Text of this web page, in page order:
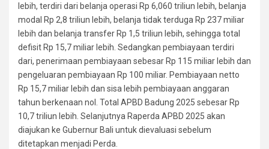
lebih, terdiri dari belanja operasi Rp 6,060 triliun lebih, belanja
modal Rp 2,8 triliun lebih, belanja tidak terduga Rp 237 miliar
lebih dan belanja transfer Rp 1,5 triliun lebih, sehingga total
defisit Rp 15,7 miliar lebih. Sedangkan pembiayaan terdiri
dari, penerimaan pembiayaan sebesar Rp 115 miliar lebih dan
pengeluaran pembiayaan Rp 100 miliar. Pembiayaan netto
Rp 15,7 miliar lebih dan sisa lebih pembiayaan anggaran
tahun berkenaan nol. Total APBD Badung 2025 sebesar Rp
10,7 triliun lebih. Selanjutnya Raperda APBD 2025 akan
diajukan ke Gubernur Bali untuk dievaluasi sebelum
ditetapkan menjadi Perda.